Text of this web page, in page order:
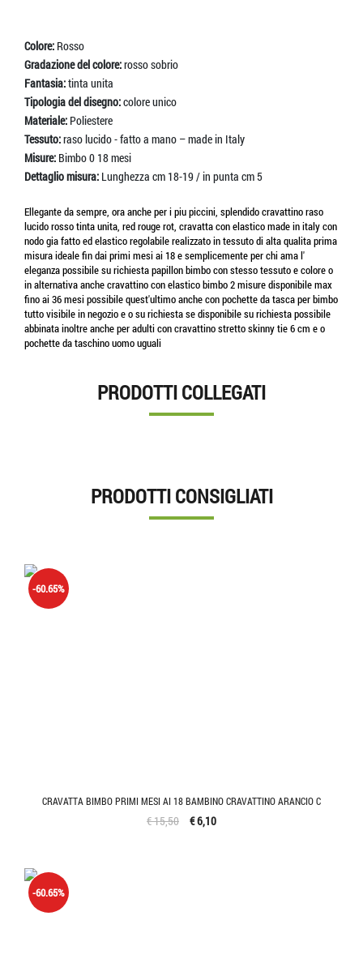
Colore: Rosso
Gradazione del colore:rosso sobrio
Fantasia:tinta unita
Tipologia del disegno:colore unico
Materiale: Poliestere
Tessuto:raso lucido - fatto a mano – made in Italy
Misure: Bimbo 0 18 mesi
Dettaglio misura: Lunghezza cm 18-19 / in punta cm 5
Ellegante da sempre, ora anche per i piu piccini, splendido cravattino raso
lucido rosso tinta unita, red rouge rot, cravatta con elastico made in italy con
nodo gia fatto ed elastico regolabile realizzato in tessuto di alta qualita prima
misura ideale fin dai primi mesi ai 18 e semplicemente per chi ama l'
eleganza possibile su richiesta papillon bimbo con stesso tessuto e colore o
in alternativa anche cravattino con elastico bimbo 2 misure disponibile max
fino ai 36 mesi possibile quest'ultimo anche con pochette da tasca per bimbo
tutto visibile in negozio e o su richiesta se disponibile su richiesta possibile
abbinata inoltre anche per adulti con cravattino stretto skinny tie 6 cm e o
pochette da taschino uomo uguali
PRODOTTI COLLEGATI
PRODOTTI CONSIGLIATI
CRAVATTA BIMBO PRIMI MESI AI 18 BAMBINO CRAVATTINO ARANCIO C
-60.65%
€ 15,50 € 6,10
-60.65%